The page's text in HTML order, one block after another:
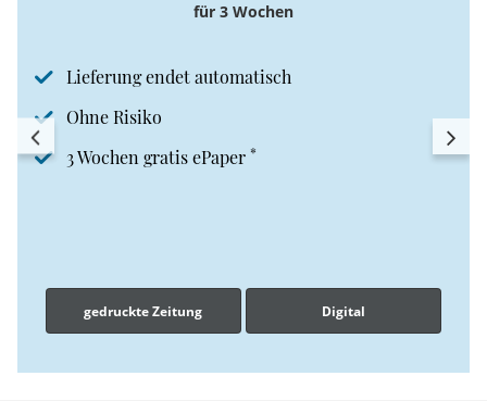
für 3 Wochen
Lieferung endet automatisch
Ohne Risiko
3 Wochen gratis ePaper *
gedruckte Zeitung Digital